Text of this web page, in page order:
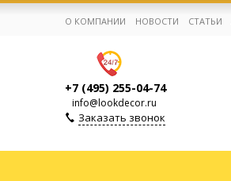
Корзина:0
О КОМПАНИИ НОВОСТИ СТАТЬИ
+7 (495) 255-04-74
info@lookdecor.ru
Заказать звонок